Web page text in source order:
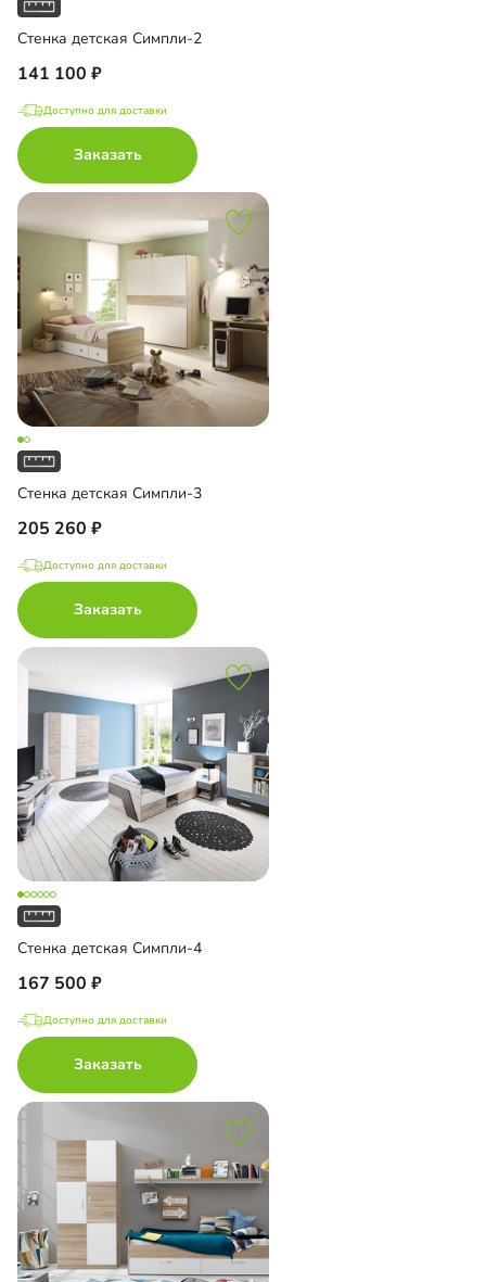
Стенка детская Симпли-2
141 100
Доступно для доставки
Заказать
Стенка детская Симпли-3
205 260
Доступно для доставки
Заказать
Стенка детская Симпли-4
167 500
Доступно для доставки
Заказать